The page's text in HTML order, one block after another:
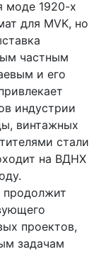
моде 1920-х
для MVK, но
частным
и его
индустрии
винтажных
стали
на ВДНХ
продолжит
проектов,
задачам